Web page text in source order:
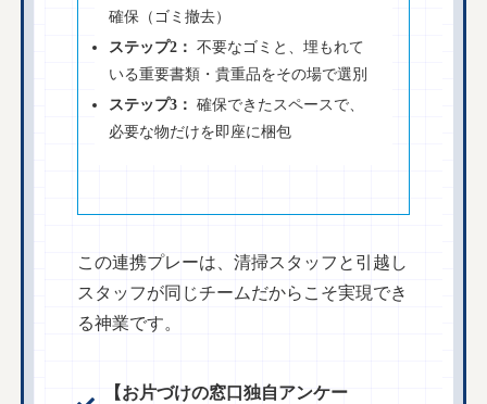
確保（ゴミ撤去）
ステップ2： 不要なゴミと、埋もれて
いる重要書類・貴重品をその場で選別
ステップ3： 確保できたスペースで、
必要な物だけを即座に梱包
この連携プレーは、清掃スタッフと引越し
スタッフが同じチームだからこそ実現でき
る神業です。
【お片づけの窓口独自アンケー